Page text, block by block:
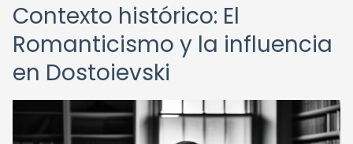
Contexto histórico: El
Romanticismo y la influencia
en Dostoievski